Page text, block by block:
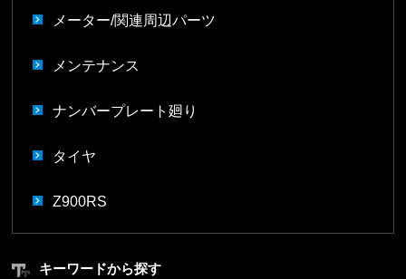
メーター/関連周辺パーツ
メンテナンス
ナンバープレート廻り
タイヤ
Z900RS
キーワードから探す